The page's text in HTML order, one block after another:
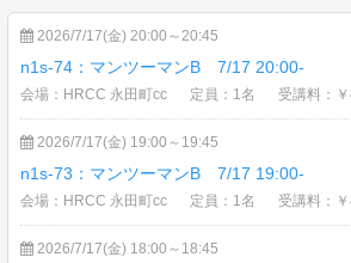
2026/7/17(金) 20:00～20:45
n1s-74：マンツーマンB 7/17 20:00-
会場：HRCC 永田町cc 定員：1名 受講料：
2026/7/17(金) 19:00～19:45
n1s-73：マンツーマンB 7/17 19:00-
会場：HRCC 永田町cc 定員：1名 受講料：
2026/7/17(金) 18:00～18:45